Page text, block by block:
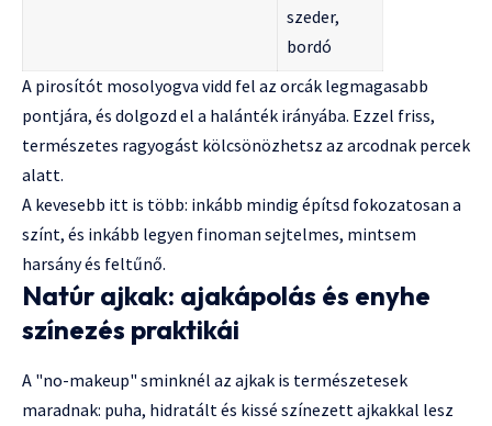
szeder,
bordó
A pirosítót mosolyogva vidd fel az orcák legmagasabb
pontjára, és dolgozd el a halánték irányába. Ezzel friss,
természetes ragyogást kölcsönözhetsz az arcodnak percek
alatt.
A kevesebb itt is több: inkább mindig építsd fokozatosan a
színt, és inkább legyen finoman sejtelmes, mintsem
harsány és feltűnő.
Natúr ajkak: ajakápolás és enyhe
színezés praktikái
A "no-makeup" sminknél az ajkak is természetesek
maradnak: puha, hidratált és kissé színezett ajkakkal lesz